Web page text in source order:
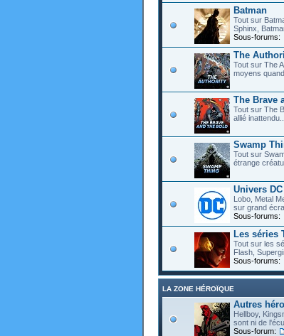
Batman
Tout sur
Sphinx,
Sous-forums:
The
Tout sur The
moyens
The Brave
Tout sur The
allié
Swamp
Tout sur
étrange
Univers
Lobo, Metal
sur grand
Sous-forums:
Les séries
Tout sur les
Flash,
Sous-forums:
LA ZONE HÉROÏQUE
Autres
Hellboy,
sont ni de
Sous-forum: